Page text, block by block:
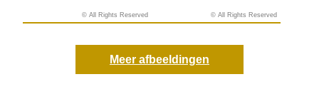
© All Rights Reserved © All Rights Reserved
© All Rights Reserved © All Rights Reserved
Meer afbeeldingen